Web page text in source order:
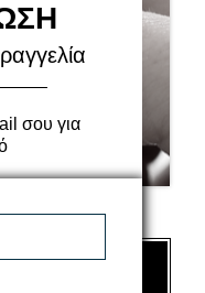
το προϊόν
ΤΟ ΠΡΟΙΟΝ
σου για